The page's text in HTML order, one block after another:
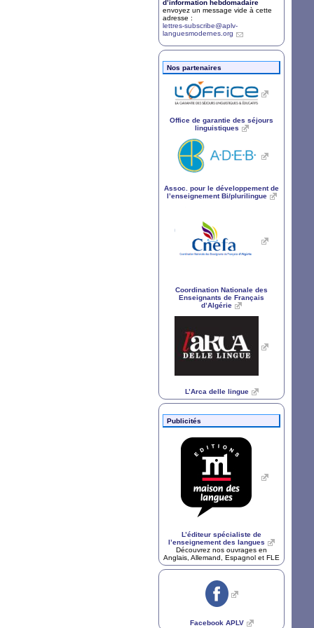
d’information hebdomadaire
envoyez un message vide à cette
adresse :
lettres-subscribe@aplv-
languesmodernes.org
Nos partenaires
Office de garantie des séjours
linguistiques
Assoc. pour le développement de
l’enseignement Bi/plurilingue
Coordination Nationale des
Enseignants de Français
d’Algérie
L’Arca delle lingue
Publicités
L’éditeur spécialiste de
l’enseignement des langues
Découvrez nos ouvrages en
Anglais, Allemand, Espagnol et FLE
Facebook APLV